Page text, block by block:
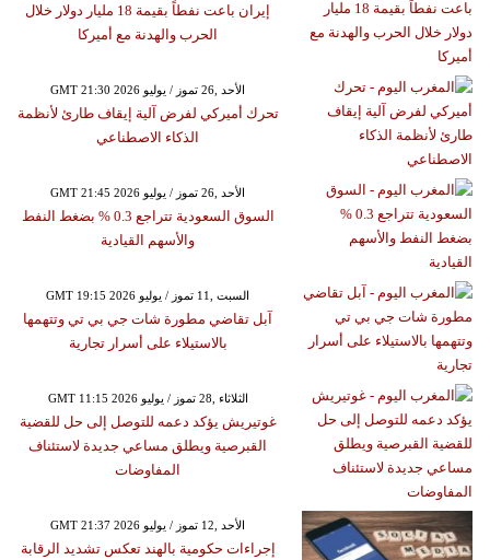
إيران باعت نفطاً بقيمة 18 مليار دولار خلال
الحرب والهدنة مع أميركا
GMT 21:30 2026 الأحد ,26 تموز / يوليو
تحرك أميركي لفرض آلية إيقاف طارئ لأنظمة
الذكاء الاصطناعي
GMT 21:45 2026 الأحد ,26 تموز / يوليو
السوق السعودية تتراجع 0.3 % بضغط النفط
والأسهم القيادية
GMT 19:15 2026 السبت ,11 تموز / يوليو
آبل تقاضي مطورة شات جي بي تي وتتهمها
بالاستيلاء على أسرار تجارية
GMT 11:15 2026 الثلاثاء ,28 تموز / يوليو
غوتيريش يؤكد دعمه للتوصل إلى حل للقضية
القبرصية ويطلق مساعي جديدة لاستئناف
المفاوضات
GMT 21:37 2026 الأحد ,12 تموز / يوليو
إجراءات حكومية بالهند تعكس تشديد الرقابة